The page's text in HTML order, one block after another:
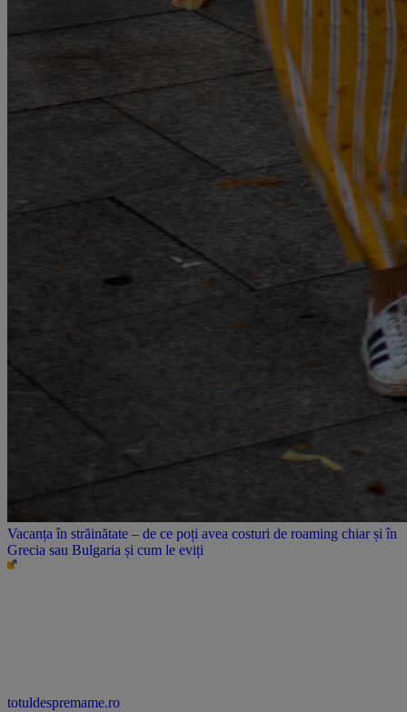
Vacanța în străinătate – de ce poți avea costuri de roaming chiar și în
Grecia sau Bulgaria și cum le eviți
totuldespremame.ro